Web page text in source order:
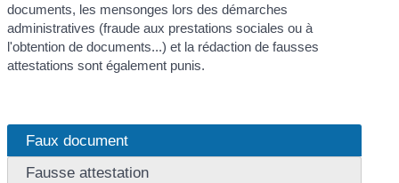
documents, les mensonges lors des démarches
administratives (fraude aux prestations sociales ou à
l'obtention de documents...) et la rédaction de fausses
attestations sont également punis.
Faux document
Fausse attestation